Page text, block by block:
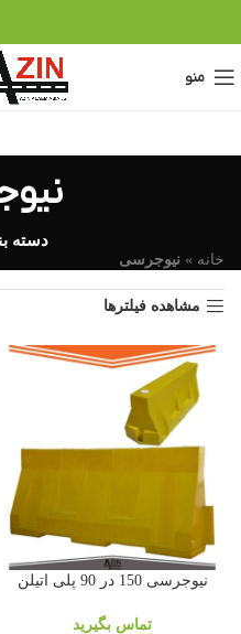
منو
دسته
خانه » نیوجرسی
مشاهده فیلترها
نیوجرسی 150 در 90 پلی اتیلن
تماس بگیرید